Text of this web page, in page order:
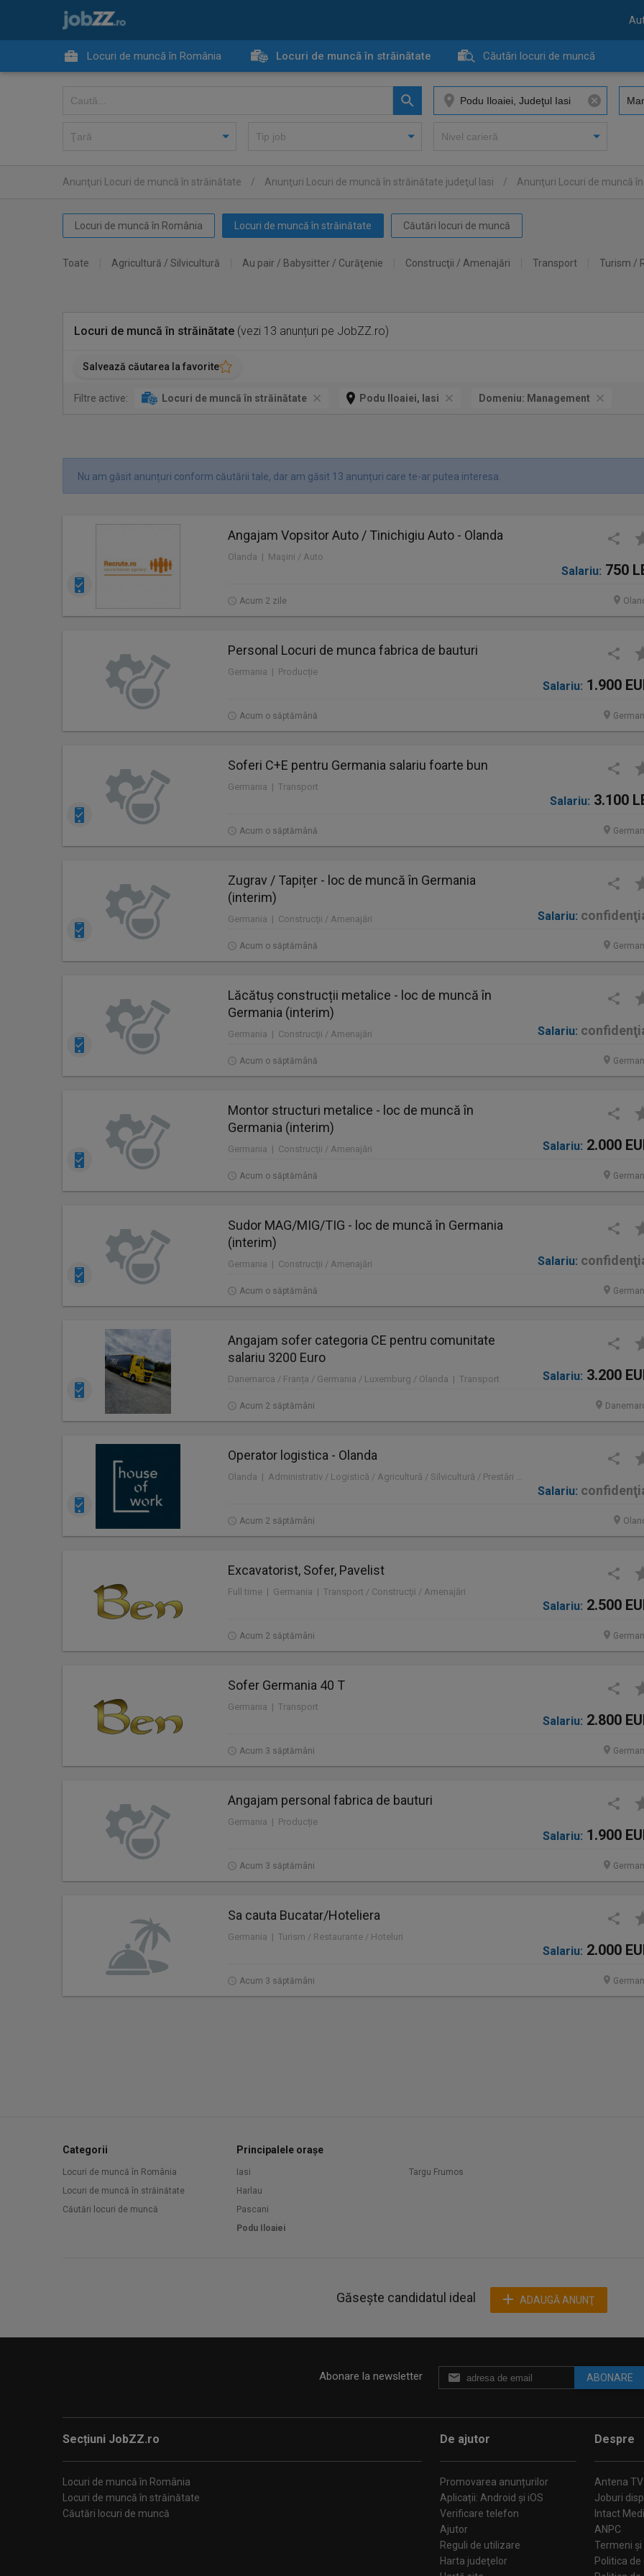
Locuri de muncă în România Locuri de muncă în străinătate Căutări locuri de muncă
Anunţuri Locuri de muncă în străinătate / Anunţuri Locuri de muncă în străinătate judeţul Iasi / Anunţuri Locuri de muncă
Locuri de muncă în România Locuri de muncă în străinătate Căutări locuri de muncă
Toate Agricultură / Silvicultură Au pair / Babysitter / Curăţenie Construcţii / Amenajări Transport Turism /
Locuri de muncă în străinătate (vezi 13 anunțuri pe JobZZ.ro)
Salvează căutarea la favorite
Filtre active: Locuri de muncă în străinătate Podu Iloaiei, Iasi Domeniu: Management
Nu am găsit anunțuri conform căutării tale, dar am găsit 13 anunțuri care te-ar putea interesa.
Angajam Vopsitor Auto / Tinichigiu Auto - Olanda
Olanda | Maşini / Auto
Salariu: 750
Acum 2 zile
Personal Locuri de munca fabrica de bauturi
Germania | Producție
Salariu: 1.900
Acum o săptămână
Soferi C+E pentru Germania salariu foarte bun
Germania | Transport
Salariu: 3.100
Acum o săptămână
Zugrav / Tapițer - loc de muncă în Germania
(interim)
Germania | Construcţii / Amenajări Salariu:
Acum o săptămână
Lăcătuș construcții metalice - loc de muncă în
Germania (interim)
Germania | Construcţii / Amenajări Salariu:
Acum o săptămână
Montor structuri metalice - loc de muncă în
Germania (interim)
Germania | Construcţii / Amenajări Salariu: 2.000
Acum o săptămână
Sudor MAG/MIG/TIG - loc de muncă în Germania
(interim)
Germania | Construcţii / Amenajări Salariu:
Acum o săptămână
Angajam sofer categoria CE pentru comunitate
salariu 3200 Euro
Danemarca / Franța / Germania / Luxemburg / Olanda | Transport Salariu: 3.200
Acum 2 săptămâni
Operator logistica - Olanda
Olanda | Administrativ / Logistică / Agricultură / Silvicultură / Prestări servicii / Producție /
Salariu:
Acum 2 săptămâni
Excavatorist, Sofer, Pavelist
Full time | Germania | Transport / Construcţii / Amenajări
Salariu: 2.500
Acum 2 săptămâni
Sofer Germania 40 T
Germania | Transport
Salariu: 2.800
Acum 3 săptămâni
Angajam personal fabrica de bauturi
Germania | Producție
Salariu: 1.900
Acum 3 săptămâni
Sa cauta Bucatar/Hoteliera
Germania | Turism / Restaurante / Hoteluri
Salariu: 2.000
Acum 3 săptămâni
Categorii
Locuri de muncă în România
Locuri de muncă în străinătate
Căutări locuri de muncă
Principalele orașe
Iasi
Harlau
Pascani
Podu Iloaiei
Targu Frumos
Găsește candidatul ideal ADAUGĂ ANUNŢ
Abonare la newsletter ABONARE
Secțiuni JobZZ.ro
Locuri de muncă în România
Locuri de muncă în străinătate
Căutări locuri de muncă
De ajutor
Promovarea anunțurilor
Aplicații: Android și iOS
Verificare telefon
Ajutor
Reguli de utilizare
Harta judeţelor
Despre
Antena TV
Joburi
Intact
ANPC
Termeni și
Politica de